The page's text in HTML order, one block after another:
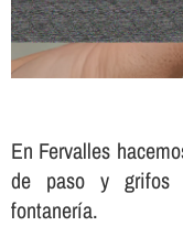
En Fervalles
de paso y grifos
fontanerí­a.